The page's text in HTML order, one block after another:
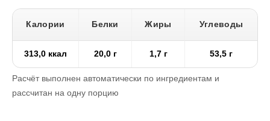
Калории Белки Жиры Углеводы
313,0 ккал 20,0 г 1,7 г 53,5 г
Расчёт выполнен автоматически по ингредиентам и
рассчитан на одну порцию